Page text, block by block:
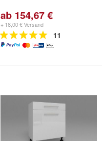
ab 154,67 €
+ 18,00 € Versand
11